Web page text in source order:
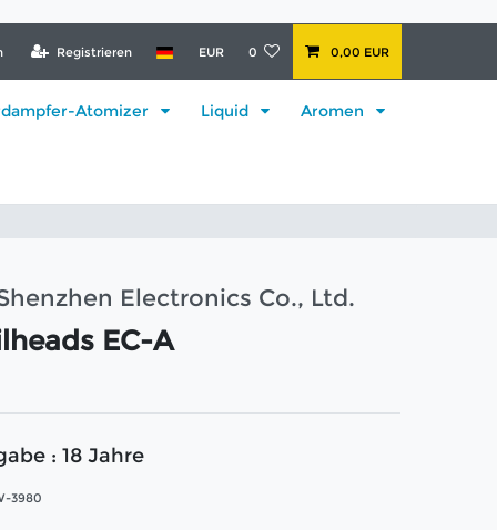
Registrieren EUR 0 0,00 EUR
Atomizer Liquid Aromen
Electronics Co., Ltd.
EC-A
: 18 Jahre
3980